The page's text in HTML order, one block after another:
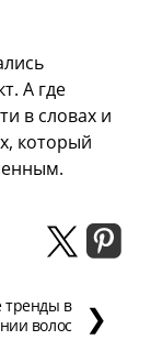
А где
в словах и
который
тренды в
волос
❯